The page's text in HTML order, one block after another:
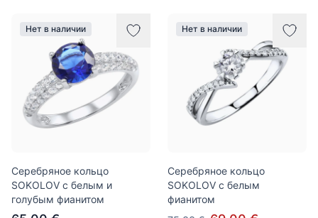
Нет в наличии
Серебряное кольцо
SOKOLOV с белым и
голубым фианитом
Нет в наличии
Серебряное кольцо
SOKOLOV с белым
фианитом